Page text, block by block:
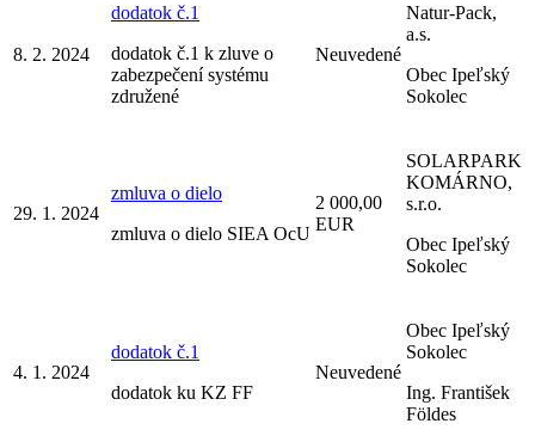
8. 2. 2024
dodatok č.1
dodatok č.1 k zluve o
zabezpečení systému
združené
Neuvedené
Natur-Pack,
a.s.
Obec Ipeľský
Sokolec
29. 1. 2024
zmluva o dielo
zmluva o dielo SIEA OcU
2 000,00
EUR
SOLARPARK
KOMÁRNO,
s.r.o.
Obec Ipeľský
Sokolec
4. 1. 2024
dodatok č.1
dodatok ku KZ FF
Neuvedené
Obec Ipeľský
Sokolec
Ing. František
Földes